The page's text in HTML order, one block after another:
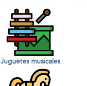
Juguetes musicales